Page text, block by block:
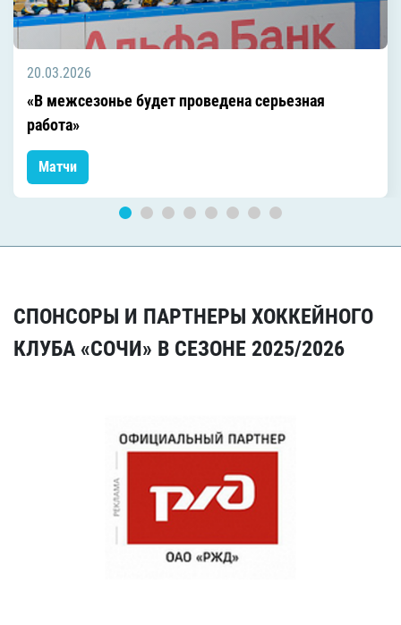
20.03.2026
«В межсезонье будет проведена серьезная
работа»
Матчи
СПОНСОРЫ И ПАРТНЕРЫ ХОККЕЙНОГО
КЛУБА «СОЧИ» В СЕЗОНЕ 2025/2026